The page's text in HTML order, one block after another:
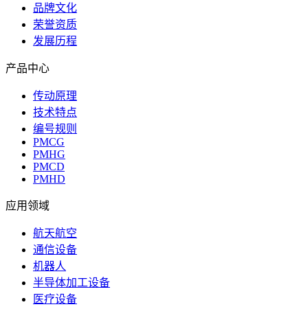
品牌文化
荣誉资质
发展历程
产品中心
传动原理
技术特点
编号规则
PMCG
PMHG
PMCD
PMHD
应用领域
航天航空
通信设备
机器人
半导体加工设备
医疗设备